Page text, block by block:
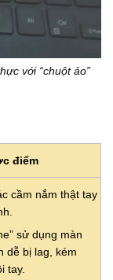
với “chuột ảo”
điểm
cầm nắm thật tay
sử dụng màn
dễ bị lag, kém
tay.